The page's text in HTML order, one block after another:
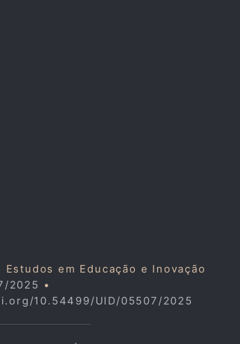
Estudos em Educação e Inovação
2025 •
10.54499/UID/05507/2025